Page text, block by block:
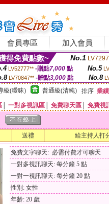
會員專區 加入會員
得免費點數~ No.1
LV52777** -贈點7,000點 No.5
LV70847** -贈點3,000 點 No.8
級(曖昧) 普通級(清純) 排序 業
一對多視訊區 免費聊天區 免費視
送禮 給主持人打
免費文字聊天: 必需付費才可聊天
一對多視訊聊天: 每分鐘 5 點
一對一視訊聊天: 每分鐘 20 點
性別: 女性
年齡: 20 歲